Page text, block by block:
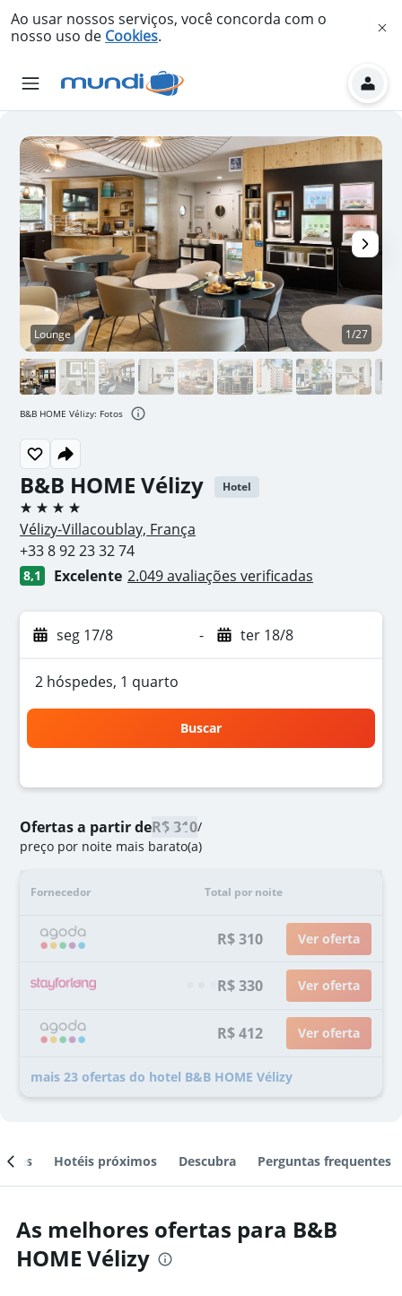
Ao usar nossos serviços, você concorda com o
nosso uso de Cookies.
B&B HOME Vélizy Hotel
4 estrelas
Vélizy-Villacoublay, França
+33 8 92 23 32 74
8,1 Excelente 2.049 avaliações verificadas
seg 17/8 - ter 18/8
2 hóspedes, 1 quarto
Buscar
Ofertas a partir deR$ 310/
preço por noite mais barato(a)
Fornecedor Total por noite
R$ 310 Ver oferta
R$ 330 Ver oferta
R$ 412 Ver oferta
mais 23 ofertas do hotel B&B HOME Vélizy
Lounge 1/27
B&B HOME Vélizy: Fotos
Hotéis próximos Descubra Perguntas frequentes
As melhores ofertas para B&B
HOME Vélizy